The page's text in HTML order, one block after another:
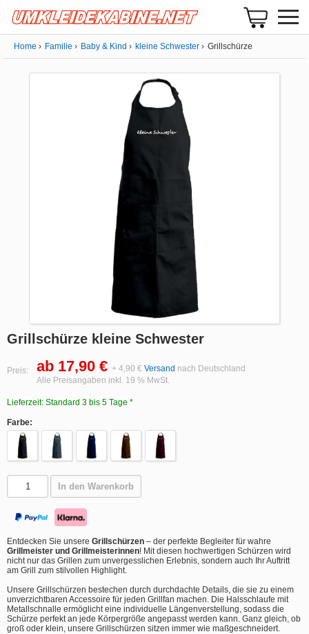
Home Familie Baby & Kind kleine Schwester Grillschürze
Grillschürze kleine Schwester
Preis: ab 17,90 € + 4,90 € Versand nach Deutschland
Alle Preisangaben inkl. 19 % MwSt.
Lieferzeit: Standard 3 bis 5 Tage *
Farbe:
In den Warenkorb
Entdecken Sie unsere Grillschürzen – der perfekte Begleiter für wahre
Grillmeister und Grillmeisterinnen! Mit diesen hochwertigen Schürzen wird
nicht nur das Grillen zum unvergesslichen Erlebnis, sondern auch Ihr Auftritt
am Grill zum stilvollen Highlight.
Unsere Grillschürzen bestechen durch durchdachte Details, die sie zu einem
unverzichtbaren Accessoire für jeden Grillfan machen. Die Halsschlaufe mit
Metallschnalle ermöglicht eine individuelle Längenverstellung, sodass die
Schürze perfekt an jede Körpergröße angepasst werden kann. Ganz gleich, ob
groß oder klein, unsere Grillschürzen sitzen immer wie maßgeschneidert.